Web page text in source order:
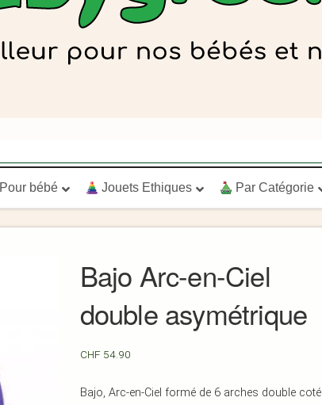
Pour bébé Jouets Ethiques Par Catégorie
Bajo Arc-en-Ciel
double asymétrique
CHF 54.90
Bajo, Arc-en-Ciel formé de 6 arches double coté